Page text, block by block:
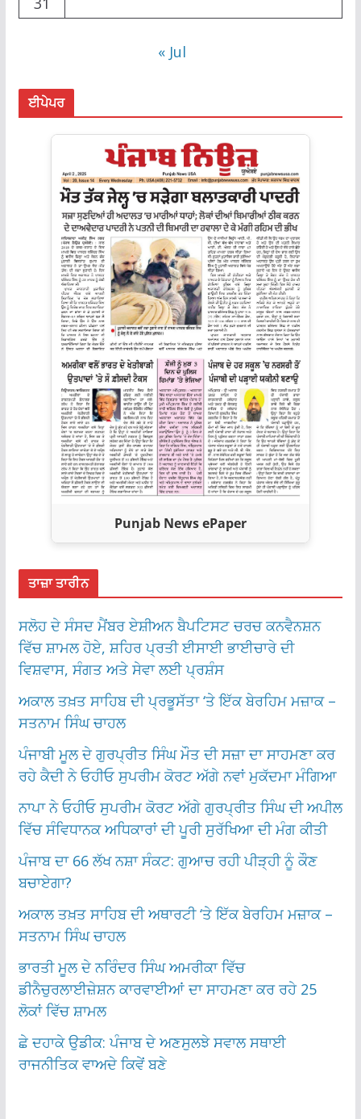
« Jul
ਈਪੇਪਰ
Punjab News ePaper
ਤਾਜ਼ਾ ਤਾਰੀਨ
ਸਲੋਹ ਦੇ ਸੰਸਦ ਮੈਂਬਰ ਏਸ਼ੀਅਨ ਬੈਪਟਿਸਟ ਚਰਚ ਕਨਵੈਨਸ਼ਨ
ਵਿੱਚ ਸ਼ਾਮਲ ਹੋਏ, ਸ਼ਹਿਰ ਪ੍ਰਤੀ ਈਸਾਈ ਭਾਈਚਾਰੇ ਦੀ
ਵਿਸ਼ਵਾਸ, ਸੰਗਤ ਅਤੇ ਸੇਵਾ ਲਈ ਪ੍ਰਸ਼ੰਸ
ਅਕਾਲ ਤਖ਼ਤ ਸਾਹਿਬ ਦੀ ਪ੍ਰਭੂਸੱਤਾ ‘ਤੇ ਇੱਕ ਬੇਰਹਿਮ ਮਜ਼ਾਕ –
ਸਤਨਾਮ ਸਿੰਘ ਚਾਹਲ
ਪੰਜਾਬੀ ਮੂਲ ਦੇ ਗੁਰਪ੍ਰੀਤ ਸਿੰਘ ਮੌਤ ਦੀ ਸਜ਼ਾ ਦਾ ਸਾਹਮਣਾ ਕਰ
ਰਹੇ ਕੈਦੀ ਨੇ ਓਹੀਓ ਸੁਪਰੀਮ ਕੋਰਟ ਅੱਗੇ ਨਵਾਂ ਮੁਕੱਦਮਾ ਮੰਗਿਆ
ਨਾਪਾ ਨੇ ਓਹੀਓ ਸੁਪਰੀਮ ਕੋਰਟ ਅੱਗੇ ਗੁਰਪ੍ਰੀਤ ਸਿੰਘ ਦੀ ਅਪੀਲ
ਵਿੱਚ ਸੰਵਿਧਾਨਕ ਅਧਿਕਾਰਾਂ ਦੀ ਪੂਰੀ ਸੁਰੱਖਿਆ ਦੀ ਮੰਗ ਕੀਤੀ
ਪੰਜਾਬ ਦਾ 66 ਲੱਖ ਨਸ਼ਾ ਸੰਕਟ: ਗੁਆਚ ਰਹੀ ਪੀੜ੍ਹੀ ਨੂੰ ਕੌਣ
ਬਚਾਏਗਾ?
ਅਕਾਲ ਤਖ਼ਤ ਸਾਹਿਬ ਦੀ ਅਥਾਰਟੀ ‘ਤੇ ਇੱਕ ਬੇਰਹਿਮ ਮਜ਼ਾਕ –
ਸਤਨਾਮ ਸਿੰਘ ਚਾਹਲ
ਭਾਰਤੀ ਮੂਲ ਦੇ ਨਰਿੰਦਰ ਸਿੰਘ ਅਮਰੀਕਾ ਵਿੱਚ
ਡੀਨੈਚੁਰਲਾਈਜ਼ੇਸ਼ਨ ਕਾਰਵਾਈਆਂ ਦਾ ਸਾਹਮਣਾ ਕਰ ਰਹੇ 25
ਲੋਕਾਂ ਵਿੱਚ ਸ਼ਾਮਲ
ਛੇ ਦਹਾਕੇ ਉਡੀਕ: ਪੰਜਾਬ ਦੇ ਅਣਸੁਲਝੇ ਸਵਾਲ ਸਥਾਈ
ਰਾਜਨੀਤਿਕ ਵਾਅਦੇ ਕਿਵੇਂ ਬਣੇ